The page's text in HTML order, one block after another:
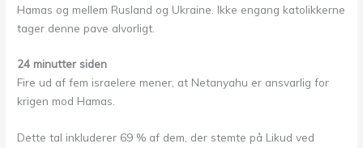
Hamas og mellem Rusland og Ukraine. Ikke engang katolikkerne
tager denne pave alvorligt.
24 minutter siden
Fire ud af fem israelere mener, at Netanyahu er ansvarlig for
krigen mod Hamas.
Dette tal inkluderer 69 % af dem, der stemte på Likud ved